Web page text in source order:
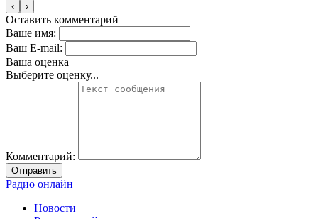
‹ ›
Оставить комментарий
Ваше имя:
Ваш E-mail:
Ваша оценка
Выберите оценку...
Комментарий:
Отправить
Радио онлайн
Новости